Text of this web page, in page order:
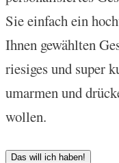
Sie einfach ein
Ihnen gewählten
riesiges und super
umarmen und
wollen.
Das will ich haben!